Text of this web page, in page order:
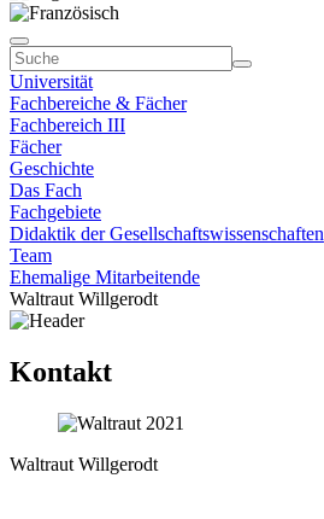
Universität
Fachbereiche & Fächer
Fachbereich III
Fächer
Geschichte
Das Fach
Fachgebiete
Didaktik der Gesellschaftswissenschaften
Team
Ehemalige Mitarbeitende
Waltraut Willgerodt
Kontakt
Waltraut Willgerodt